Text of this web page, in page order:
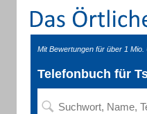
Mit Bewertungen für über 1
Telefonbuch für